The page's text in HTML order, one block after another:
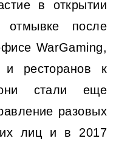
в открытии
отмывке после
WarGaming,
и ресторанов к
стали еще
разовых
лиц и в 2017